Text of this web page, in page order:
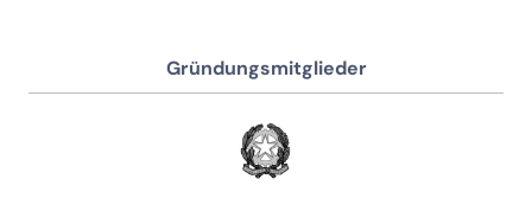
Gründungsmitglieder